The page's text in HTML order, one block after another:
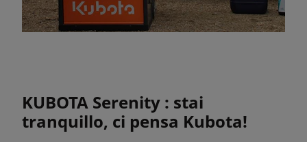
KUBOTA Serenity : stai
tranquillo, ci pensa Kubota!